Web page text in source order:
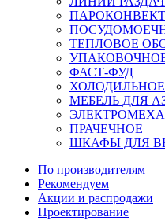
ТЕПЛОВОЕ
ФАСТ-ФУД
МЕБЕЛЬ ДЛЯ
ПРАЧЕЧНОЕ
ШКАФЫ ДЛЯ
По производителям
Рекомендуем
Акции и распродажи
Проектирование